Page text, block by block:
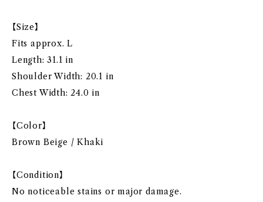
【Size】
Fits approx. L
Length: 31.1 in
Shoulder Width: 20.1 in
Chest Width: 24.0 in
【Color】
Brown Beige / Khaki
【Condition】
No noticeable stains or major damage.